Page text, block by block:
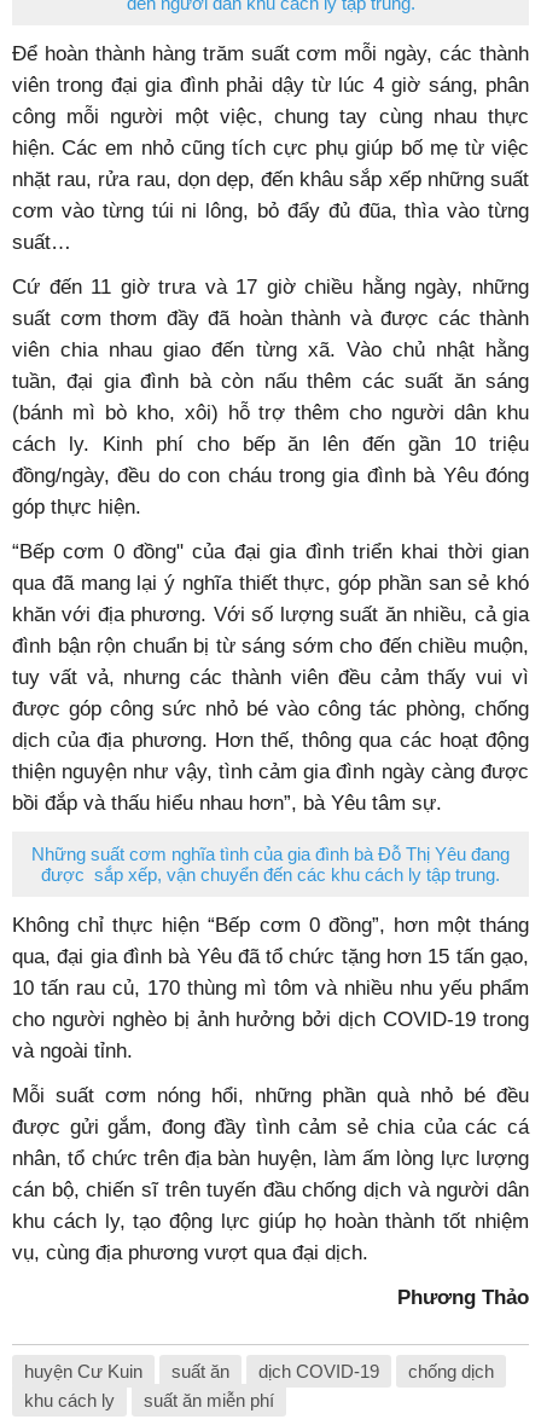
Để hoàn thành hàng trăm suất cơm mỗi ngày, các thành
viên trong đại gia đình phải dậy từ lúc 4 giờ sáng, phân
công mỗi người một việc, chung tay cùng nhau thực
hiện. Các em nhỏ cũng tích cực phụ giúp bố mẹ từ việc
nhặt rau, rửa rau, dọn dẹp, đến khâu sắp xếp những suất
cơm vào từng túi ni lông, bỏ đẩy đủ đũa, thìa vào từng
suất…
Cứ đến 11 giờ trưa và 17 giờ chiều hằng ngày, những
suất cơm thơm đầy đã hoàn thành và được các thành
viên chia nhau giao đến từng xã. Vào chủ nhật hằng
tuần, đại gia đình bà còn nấu thêm các suất ăn sáng
(bánh mì bò kho, xôi) hỗ trợ thêm cho người dân khu
cách ly. Kinh phí cho bếp ăn lên đến gần 10 triệu
đồng/ngày, đều do con cháu trong gia đình bà Yêu đóng
góp thực hiện.
“Bếp cơm 0 đồng" của đại gia đình triển khai thời gian
qua đã mang lại ý nghĩa thiết thực, góp phần san sẻ khó
khăn với địa phương. Với số lượng suất ăn nhiều, cả gia
đình bận rộn chuẩn bị từ sáng sớm cho đến chiều muộn,
tuy vất vả, nhưng các thành viên đều cảm thấy vui vì
được góp công sức nhỏ bé vào công tác phòng, chống
dịch của địa phương. Hơn thế, thông qua các hoạt động
thiện nguyện như vậy, tình cảm gia đình ngày càng được
bồi đắp và thấu hiểu nhau hơn”, bà Yêu tâm sự.
Những suất cơm nghĩa tình của gia đình bà Đỗ Thị Yêu đang
được sắp xếp, vận chuyển đến các khu cách ly tập trung.
Không chỉ thực hiện “Bếp cơm 0 đồng”, hơn một tháng
qua, đại gia đình bà Yêu đã tổ chức tặng hơn 15 tấn gạo,
10 tấn rau củ, 170 thùng mì tôm và nhiều nhu yếu phẩm
cho người nghèo bị ảnh hưởng bởi dịch COVID-19 trong
và ngoài tỉnh.
Mỗi suất cơm nóng hổi, những phần quà nhỏ bé đều
được gửi gắm, đong đầy tình cảm sẻ chia của các cá
nhân, tổ chức trên địa bàn huyện, làm ấm lòng lực lượng
cán bộ, chiến sĩ trên tuyến đầu chống dịch và người dân
khu cách ly, tạo động lực giúp họ hoàn thành tốt nhiệm
vụ, cùng địa phương vượt qua đại dịch.
Phương Thảo
huyện Cư Kuin suất ăn dịch COVID-19
chống dịch
khu cách ly
suất ăn miễn phí